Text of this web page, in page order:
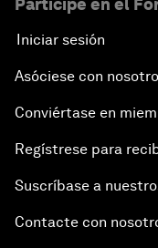
Participe en el
Iniciar sesión
Asóciese con
Conviértase en
Regístrese para
Suscríbase a
Contacte con